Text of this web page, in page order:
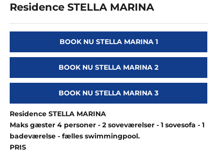
Residence STELLA MARINA
BOOK NU STELLA MARINA 1
BOOK NU STELLA MARINA 2
BOOK NU STELLA MARINA 3
Residence STELLA MARINA
Maks gæster 4 personer - 2 soveværelser - 1 sovesofa - 1
badeværelse - fælles swimmingpool.
PRIS